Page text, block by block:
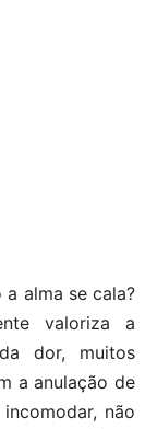
alma se cala?
valoriza a
dor, muitos
a anulação de
não